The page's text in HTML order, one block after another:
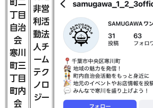
町二
丁目
自治
会
寒川
町三
丁目
町内
会
非営
利活
動法
人チ
ーム
テク
ノロ
ジー